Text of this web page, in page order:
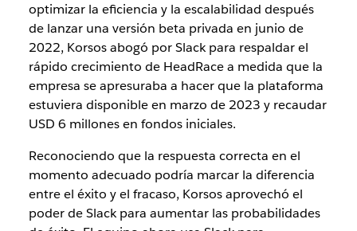
optimizar la eficiencia y la escalabilidad después
de lanzar una versión beta privada en junio de
2022, Korsos abogó por Slack para respaldar el
rápido crecimiento de HeadRace a medida que la
empresa se apresuraba a hacer que la plataforma
estuviera disponible en marzo de 2023 y recaudar
USD 6 millones en fondos iniciales.
Reconociendo que la respuesta correcta en el
momento adecuado podría marcar la diferencia
entre el éxito y el fracaso, Korsos aprovechó el
poder de Slack para aumentar las probabilidades